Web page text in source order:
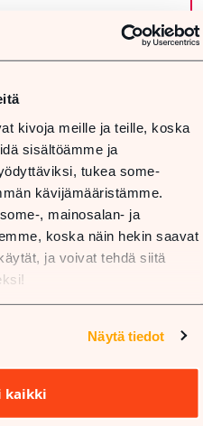
kivoja meille ja teille, koska
sisältöämme ja
tukea some-
kävijämääristämme.
, mainosalan- ja
koska näin hekin saavat
ja voivat tehdä siitä
Näytä tiedot
kaikki